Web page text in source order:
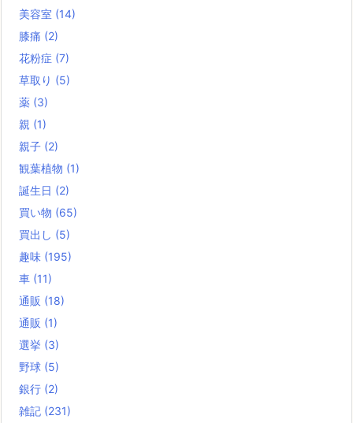
美容室 (14)
膝痛 (2)
花粉症 (7)
草取り (5)
薬 (3)
親 (1)
親子 (2)
観葉植物 (1)
誕生日 (2)
買い物 (65)
買出し (5)
趣味 (195)
車 (11)
通販 (18)
通販 (1)
選挙 (3)
野球 (5)
銀行 (2)
雑記 (231)